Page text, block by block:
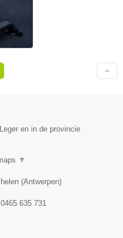
en in de provincie
▼
(Antwerpen)
0465 635 731